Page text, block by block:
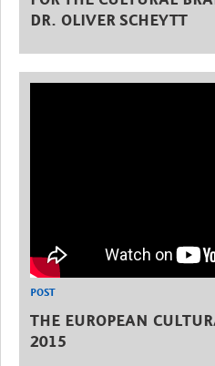
DR. OLIVER SCHEYTT
POST
THE EUROPEAN
2015